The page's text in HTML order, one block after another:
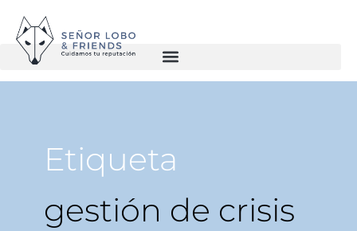
Etiqueta
gestión de crisis